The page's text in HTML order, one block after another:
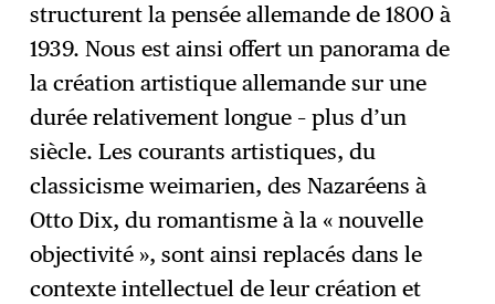
structurent la pensée allemande de 1800 à
1939. Nous est ainsi offert un panorama de
la création artistique allemande sur une
durée relativement longue – plus d’un
siècle. Les courants artistiques, du
classicisme weimarien, des Nazaréens à
Otto Dix, du romantisme à la « nouvelle
objectivité », sont ainsi replacés dans le
contexte intellectuel de leur création et